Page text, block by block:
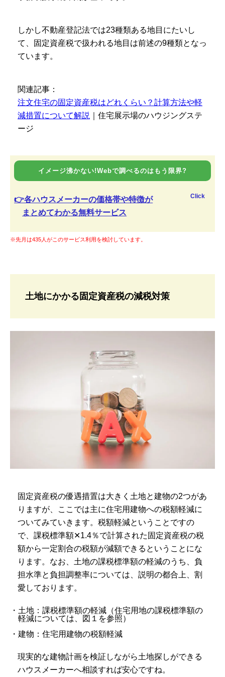
しかし不動産登記法では23種類ある地目にたいし
て、固定資産税で扱われる地目は前述の9種類となっ
ています。
関連記事：
注文住宅の固定資産税はどれくらい？計算方法や軽
減措置について解説
｜住宅展示場のハウジングステ
ージ
イメージ沸かない!Webで調べるのはもう限界?
👉各ハウスメーカーの価格帯や特徴が
まとめてわかる無料サービス
Click
※先月は435人がこのサービス利用を検討しています。
土地にかかる固定資産税の減税対策
固定資産税の優遇措置は大きく土地と建物の2つがあ
りますが、ここでは主に住宅用建物への税額軽減に
ついてみていきます。税額軽減ということですの
で、課税標準額✕1.4％で計算された固定資産税の税
額から一定割合の税額が減額できるということにな
ります。なお、土地の課税標準額の軽減のうち、負
担水準と負担調整率については、説明の都合上、割
愛しております。
・土地：課税標準額の軽減（住宅用地の課税標準額の
軽減については、図１を参照）
・建物：住宅用建物の税額軽減
現実的な建物計画を検証しながら土地探しができる
ハウスメーカーへ相談すれば安心ですね。